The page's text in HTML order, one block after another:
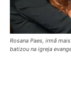
Rosana Paes, irmã
batizou na igreja